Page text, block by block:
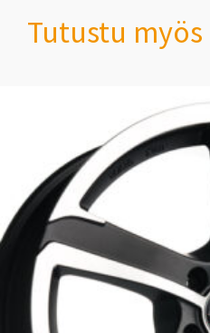
Tutustu myös